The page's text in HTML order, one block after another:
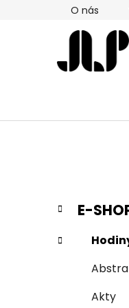
O nás
P
s
Přeskočit
kategorie
K
a
t
e
E-
Akty